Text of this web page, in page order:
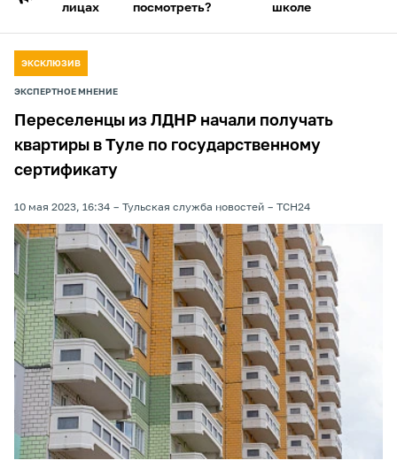
лицах
посмотреть?
школе
ЭКСКЛЮЗИВ
ЭКСПЕРТНОЕ МНЕНИЕ
Переселенцы из ЛДНР начали получать
квартиры в Туле по государственному
сертификату
10 мая 2023, 16:34 Тульская служба новостей ТСН24